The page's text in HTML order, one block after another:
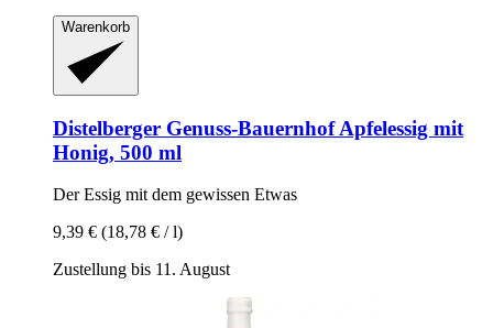
Warenkorb
Distelberger Genuss-BauernhofApfelessig mit
Honig, 500 ml
Der Essig mit dem gewissen Etwas
9,39 € (18,78 € / l)
Zustellung bis 11. August